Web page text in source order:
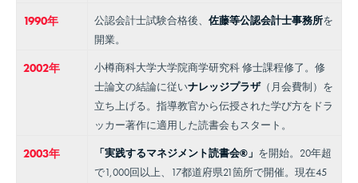
1990年 公認会計士試験合格後、 佐藤等公認会計士事務所を
開業。
2002年
小樽商科大学大学院商学研究科 修士課程修了。修
士論文の結論に従いナレッジプラザ（月会費制）を
立ち上げる。指導教官から伝授された学び方をドラ
ッカー著作に適用した読書会もスタート。
2003年 「実践するマネジメント読書会®」 を開始。20年超
で1,000回以上、17都道府県21箇所で開催。現在45